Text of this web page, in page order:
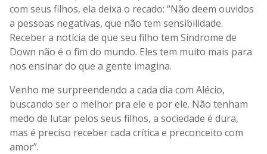
com seus filhos, ela deixa o recado: “Não deem ouvidos
a pessoas negativas, que não tem sensibilidade.
Receber a notícia de que seu filho tem Síndrome de
Down não é o fim do mundo. Eles tem muito mais para
nos ensinar do que a gente imagina.
Venho me surpreendendo a cada dia com Alécio,
buscando ser o melhor pra ele e por ele. Não tenham
medo de lutar pelos seus filhos, a sociedade é dura,
mas é preciso receber cada crítica e preconceito com
amor”.